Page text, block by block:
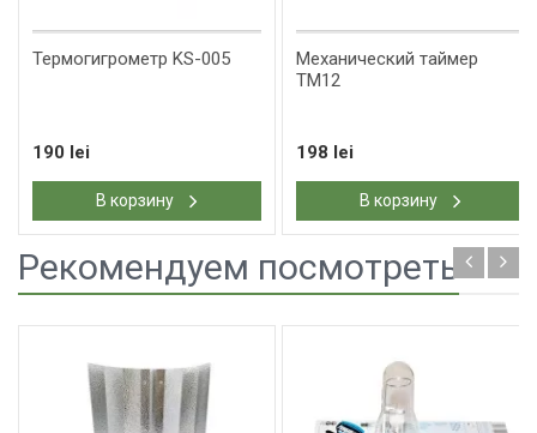
Термогигрометр KS-005
190 lei
В корзину
Механический таймер
ТМ12
198 lei
В корзину
Рекомендуем посмотреть